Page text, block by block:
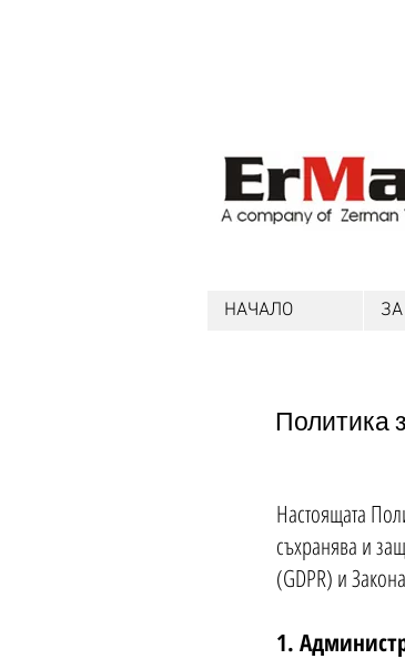
НАЧАЛО
Политика
Настоящата
съхранява и
(GDPR) и
1.